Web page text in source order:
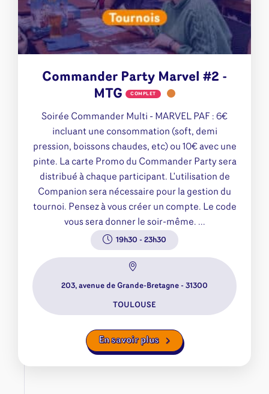
Commander Party Marvel #2 -
MTG
COMPLET
Soirée Commander Multi - MARVEL PAF : 6€
incluant une consommation (soft, demi
pression, boissons chaudes, etc) ou 10€ avec une
pinte. La carte Promo du Commander Party sera
distribué à chaque participant. L'utilisation de
Companion sera nécessaire pour la gestion du
tournoi. Pensez à vous créer un compte. Le code
vous sera donner le soir-même. ...
19h30 - 23h30
203, avenue de Grande-Bretagne - 31300
TOULOUSE
En savoir plus